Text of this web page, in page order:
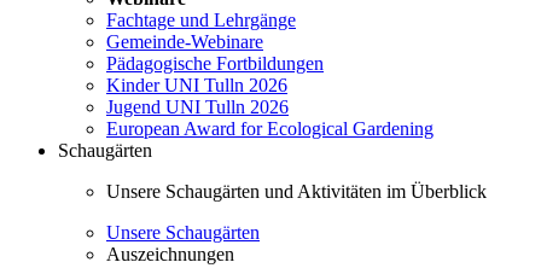
Fachtage und Lehrgänge
Gemeinde-Webinare
Pädagogische Fortbildungen
Kinder UNI Tulln 2026
Jugend UNI Tulln 2026
European Award for Ecological Gardening
Schaugärten
Unsere Schaugärten und Aktivitäten im Überblick
Unsere Schaugärten
Auszeichnungen